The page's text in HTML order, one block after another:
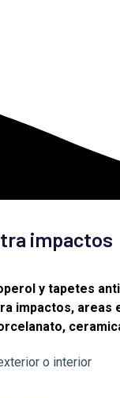
impactos
y tapetes
areas
o interior